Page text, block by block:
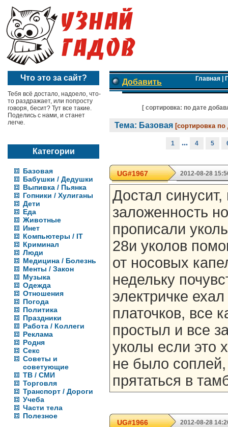
Что это за сайт?
Тебя всё достало, надоело, что-
то раздражает, или попросту
говоря, бесит? Тут все такие.
Поделись с нами, и станет
легче.
Категории
Базовая
Бабушки / Дедушки
Выпивка / Пьянка
Гопники / Хулиганы
Дети
Еда
Животные
Инет
Компьютеры / IT
Криминал
Люди
Медицина / Болезнь
Менты / Закон
Музыка
Одежда
Отношения
Погода
Политика
Праздники
Работа / Коллеги
Реклама
Родня
Секс
Советы и
советующие
ТВ / СМИ
Торговля
Транспорт / Дороги
Учеба
Части тела
Полезное
Добавить Главная|
[ cортировка: по дате
Тема: Базовая [сортировка
1 ... 4 5
UG#1967 2012-08-28
Достал
заложенность
прописали
28и уколов
от носовых
недельку
электричке
платочков, все
простыл и все
уколы если это
не было
прятаться в
UG#1966 2012-08-28